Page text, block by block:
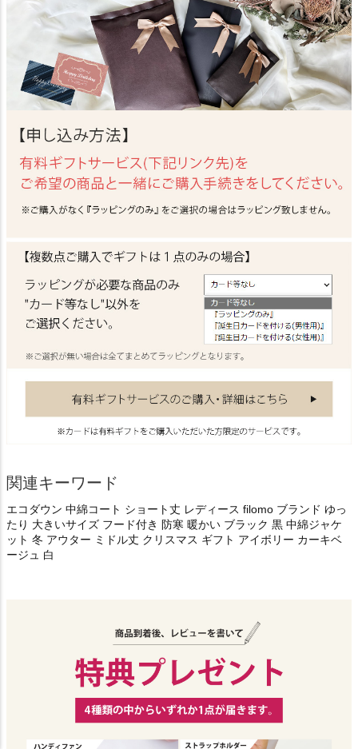
関連キーワード
エコダウン 中綿コート ショート丈 レディース filomo ブランド ゆっ
たり 大きいサイズ フード付き 防寒 暖かい ブラック 黒 中綿ジャケ
ット 冬 アウター ミドル丈 クリスマス ギフト アイボリー カーキベ
ージュ 白